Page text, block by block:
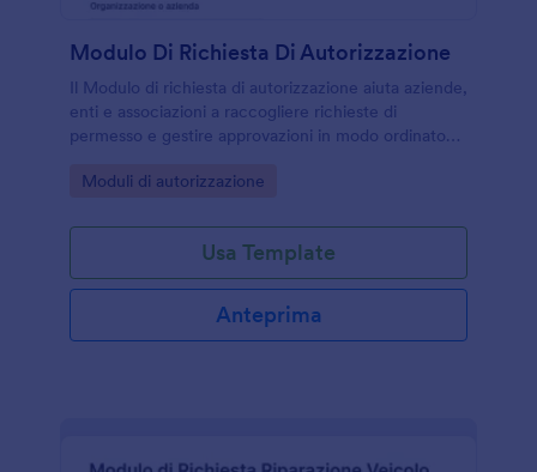
Modulo Di Richiesta Di Autorizzazione
Il Modulo di richiesta di autorizzazione aiuta aziende,
enti e associazioni a raccogliere richieste di
permesso e gestire approvazioni in modo ordinato
delle risposte.
Go to Category:
Moduli di autorizzazione
Usa Template
Anteprima